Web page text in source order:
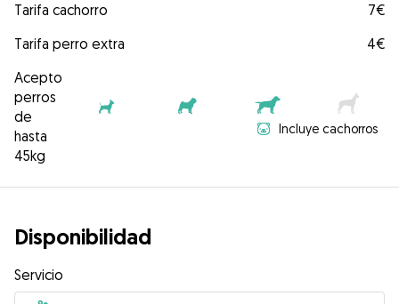
Tarifa cachorro
7€
Tarifa perro extra
4€
Acepto
perros
de
hasta
45kg
Incluye cachorros
Disponibilidad
Servicio